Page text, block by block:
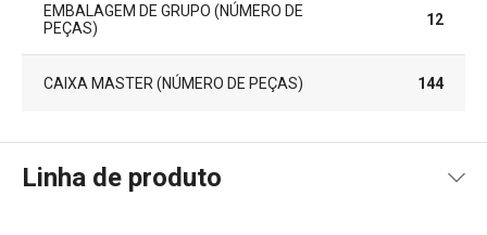
EMBALAGEM DE GRUPO (NÚMERO DE
PEÇAS)
12
CAIXA MASTER (NÚMERO DE PEÇAS) 144
Linha de produto